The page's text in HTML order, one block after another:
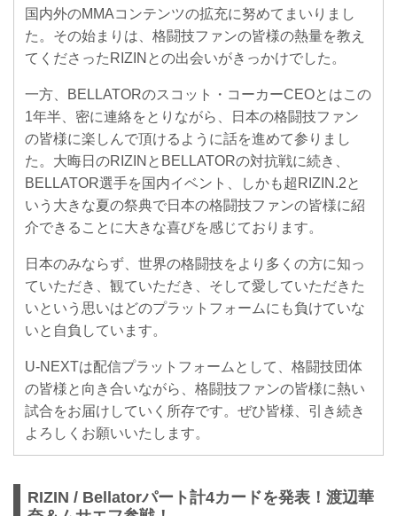
国内外のMMAコンテンツの拡充に努めてまいりまし
た。その始まりは、格闘技ファンの皆様の熱量を教え
てくださったRIZINとの出会いがきっかけでした。
一方、BELLATORのスコット・コーカーCEOとはこの
1年半、密に連絡をとりながら、日本の格闘技ファン
の皆様に楽しんで頂けるように話を進めて参りまし
た。大晦日のRIZINとBELLATORの対抗戦に続き、
BELLATOR選手を国内イベント、しかも超RIZIN.2と
いう大きな夏の祭典で日本の格闘技ファンの皆様に紹
介できることに大きな喜びを感じております。
日本のみならず、世界の格闘技をより多くの方に知っ
ていただき、観ていただき、そして愛していただきた
いという思いはどのプラットフォームにも負けていな
いと自負しています。
U-NEXTは配信プラットフォームとして、格闘技団体
の皆様と向き合いながら、格闘技ファンの皆様に熱い
試合をお届けしていく所存です。ぜひ皆様、引き続き
よろしくお願いいたします。
RIZIN / Bellatorパート計4カードを発表！渡辺華